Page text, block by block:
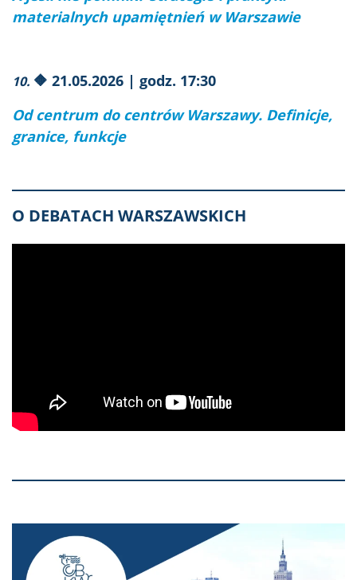
materialnych upamiętnień w Warszawie
10. 🔶 21.05.2026 | godz. 17:30
Od centrum do centrów Warszawy. Definicje,
granice, funkcje
O DEBATACH WARSZAWSKICH